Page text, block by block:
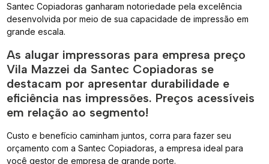
Santec Copiadoras ganharam notoriedade pela excelência
desenvolvida por meio de sua capacidade de impressão em
grande escala.
As alugar impressoras para empresa preço
Vila Mazzei da Santec Copiadoras se
destacam por apresentar durabilidade e
eficiência nas impressões. Preços acessíveis
em relação ao segmento!
Custo e benefício caminham juntos, corra para fazer seu
orçamento com a Santec Copiadoras, a empresa ideal para
você gestor de empresa de grande porte.